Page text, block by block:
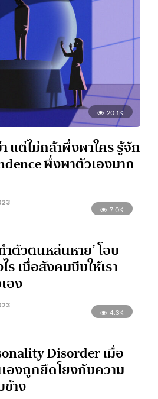
20.1K
แต่ไม่กล้าพึ่งพาใคร รู้จัก
พึ่งพาตัวเองมาก
7.0K
ตัวตนหล่นหาย’ โอบ
เมื่อสังคมบีบให้เรา
อง
4.3K
Disorder เมื่อ
องถูกยึดโยงกับความ
าง